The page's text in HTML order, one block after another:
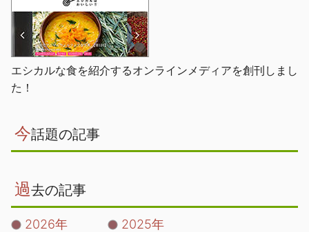
エシカルな食を紹介するオンラインメディアを創刊しまし
た！
今話題の記事
過去の記事
2026年
2025年